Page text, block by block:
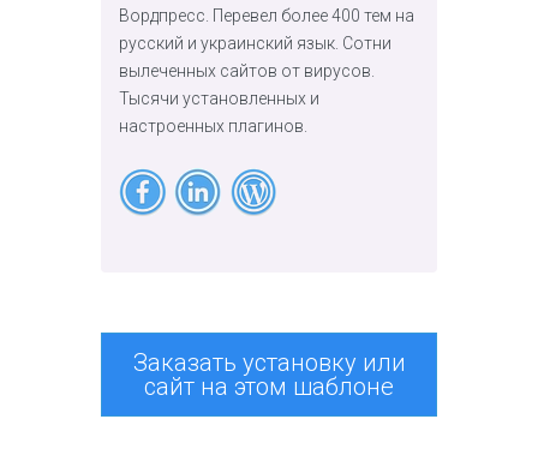
Вордпресс. Перевел более 400 тем на
русский и украинский язык. Сотни
вылеченных сайтов от вирусов.
Тысячи установленных и
настроенных плагинов.
Заказать установку или
сайт на этом шаблоне